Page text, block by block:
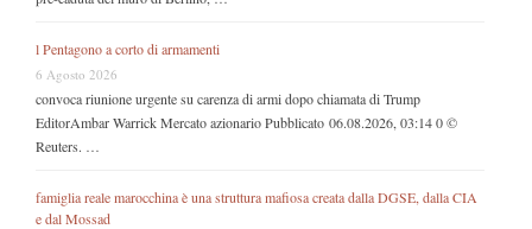
l Pentagono a corto di armamenti
6 Agosto 2026
convoca riunione urgente su carenza di armi dopo chiamata di Trump
EditorAmbar Warrick Mercato azionario Pubblicato 06.08.2026, 03:14 0 ©
Reuters. …
famiglia reale marocchina è una struttura mafiosa creata dalla DGSE, dalla CIA
e dal Mossad